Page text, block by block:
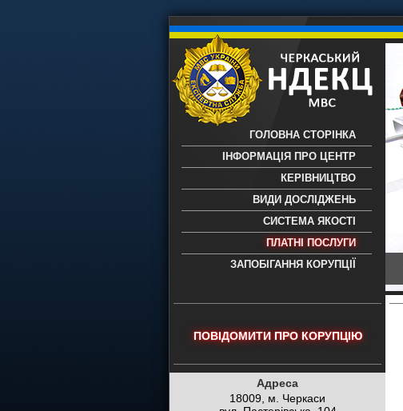
науково-дослідний експертно-
- проведення всих видів судових
експертиз
ГОЛОВНА СТОРІНКА
ІНФОРМАЦІЯ ПРО ЦЕНТР
КЕРІВНИЦТВО
ВИДИ ДОСЛІДЖЕНЬ
СИСТЕМА ЯКОСТІ
ПЛАТНІ ПОСЛУГИ
ЗАПОБІГАННЯ КОРУПЦІЇ
ПОВІДОМИТИ ПРО КОРУПЦІЮ
Адреса
18009, м. Черкаси